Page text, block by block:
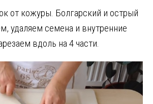
от кожуры. Болгарский и острый
удаляем семена и внутренние
вдоль на 4 части.